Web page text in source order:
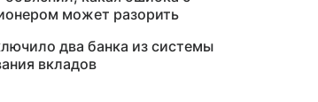
может разорить
два банка из системы
вкладов